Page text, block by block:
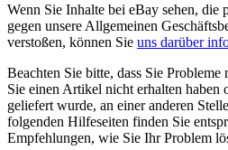
Wenn Sie Inhalte bei eBay sehen, die
gegen unsere Allgemeinen
verstoßen, können Sie uns darüber
Beachten Sie bitte, dass Sie
Sie einen Artikel nicht erhalten haben
geliefert wurde, an einer anderen
folgenden Hilfeseiten finden Sie
Empfehlungen, wie Sie Ihr Problem